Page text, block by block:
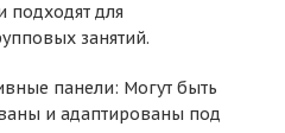
для
занятий.
панели: Могут быть
и адаптированы под